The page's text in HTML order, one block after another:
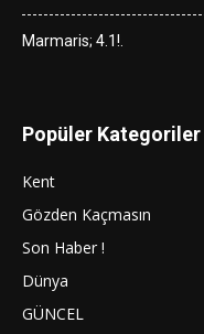
Marmaris; 4.1!.
Popüler Kategoriler
Kent
Gözden Kaçmasın
Son Haber !
Dünya
GÜNCEL